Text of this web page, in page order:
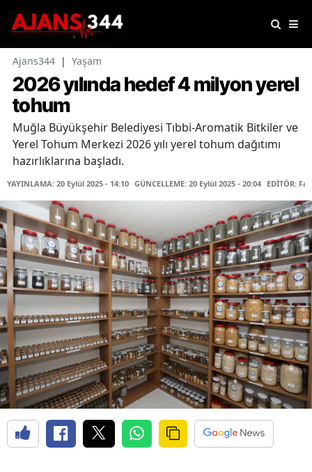
Ajans344 | Yaşam
2026 yılında hedef 4 milyon yerel
tohum
Muğla Büyükşehir Belediyesi Tıbbi-Aromatik Bitkiler ve
Yerel Tohum Merkezi 2026 yılı yerel tohum dağıtımı
hazırlıklarına başladı.
YAYINLAMA: 20 Eylül 2025 - 14:10 GÜNCELLEME: 20 Eylül 2025 - 20:04 EDİTÖR: